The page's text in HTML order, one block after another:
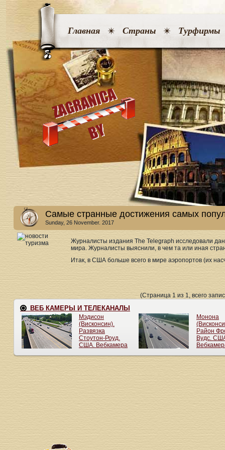
Главная Страны Турфирмы
Самые странные достижения самых
Sunday, 26 November. 2017
Журналисты издания The Telegraph исследовали
мира. Журналисты выяснили, в чем та или иная
Итак, в США больше всего в мире аэропортов (их
(Страница 1 из 1, всего